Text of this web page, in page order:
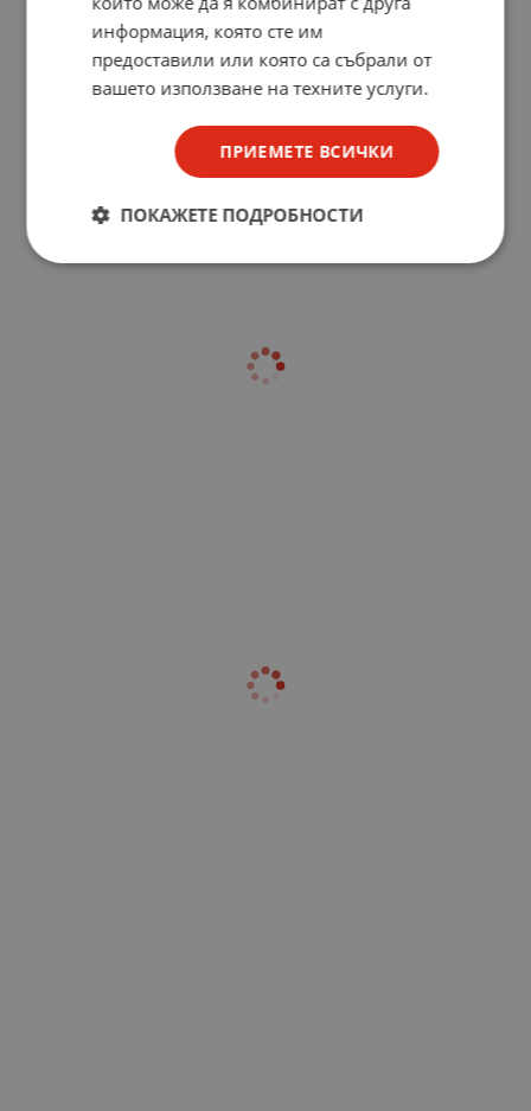
информация, която сте им
предоставили или която са събрали от
вашето използване на техните услуги.
ПРИЕМЕТЕ ВСИЧКИ
ПОКАЖЕТЕ ПОДРОБНОСТИ